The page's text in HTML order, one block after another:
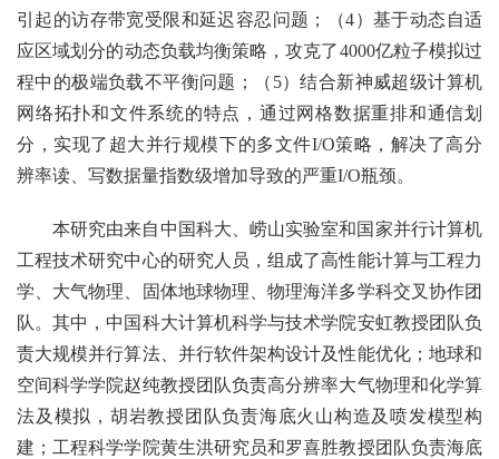
引起的访存带宽受限和延迟容忍问题；（4）基于动态自适
应区域划分的动态负载均衡策略，攻克了4000亿粒子模拟过
程中的极端负载不平衡问题；（5）结合新神威超级计算机
网络拓扑和文件系统的特点，通过网格数据重排和通信划
分，实现了超大并行规模下的多文件I/O策略，解决了高分
辨率读、写数据量指数级增加导致的严重I/O瓶颈。
本研究由来自中国科大、崂山实验室和国家并行计算机
工程技术研究中心的研究人员，组成了高性能计算与工程力
学、大气物理、固体地球物理、物理海洋多学科交叉协作团
队。其中，中国科大计算机科学与技术学院安虹教授团队负
责大规模并行算法、并行软件架构设计及性能优化；地球和
空间科学学院赵纯教授团队负责高分辨率大气物理和化学算
法及模拟，胡岩教授团队负责海底火山构造及喷发模型构
建；工程科学学院黄生洪研究员和罗喜胜教授团队负责海底